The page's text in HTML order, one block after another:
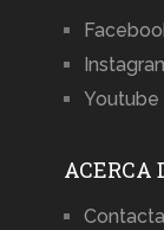
Youtube
ACERCA